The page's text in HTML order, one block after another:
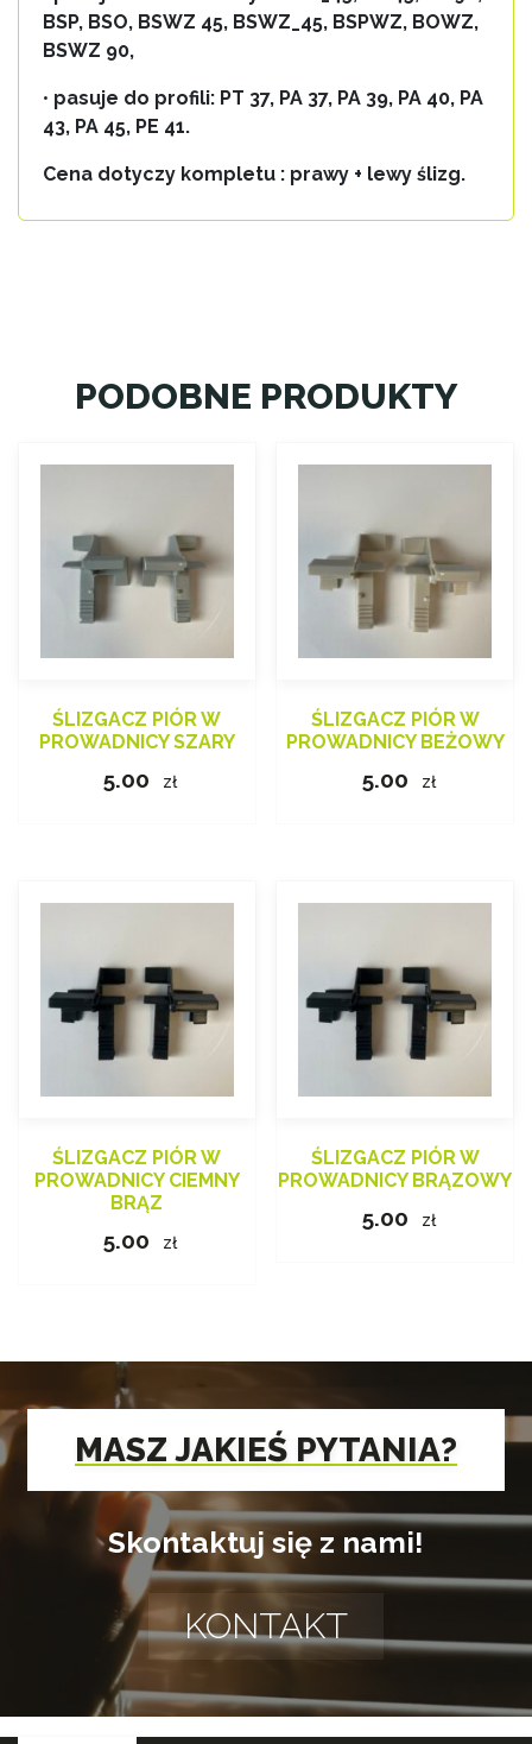
BSP, BSO, BSWZ 45, BSWZ_45, BSPWZ, BOWZ,
BSWZ 90,
• pasuje do profili: PT 37, PA 37, PA 39, PA 40, PA
43, PA 45, PE 41.
Cena dotyczy kompletu : prawy + lewy ślizg.
PODOBNE PRODUKTY
ŚLIZGACZ PIÓR W
PROWADNICY SZARY
5.00 zł
ŚLIZGACZ PIÓR W
PROWADNICY BEŻOWY
5.00 zł
ŚLIZGACZ PIÓR W
PROWADNICY CIEMNY
BRĄZ
5.00 zł
ŚLIZGACZ PIÓR W
PROWADNICY BRĄZOWY
5.00 zł
MASZ JAKIEŚ PYTANIA?
Skontaktuj się z nami!
KONTAKT